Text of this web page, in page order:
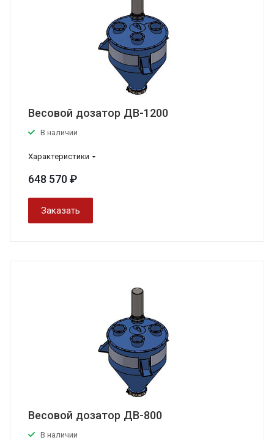
Весовой дозатор ДВ-1200
В наличии
Характеристики
648 570 ₽
Заказать
Весовой дозатор ДВ-800
В наличии